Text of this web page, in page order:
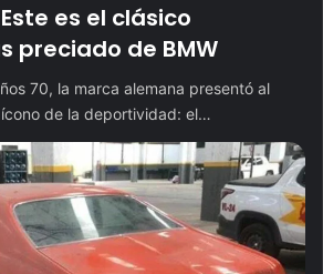
es el clásico
preciado de BMW
70, la marca alemana presentó al
de la deportividad: el…